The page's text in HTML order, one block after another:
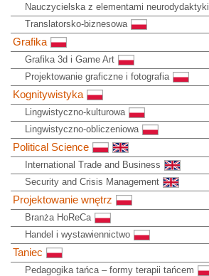
Nauczycielska z elementami neurodydaktyki
Translatorsko-biznesowa
Grafika
Grafika 3d i Game Art
Projektowanie graficzne i fotografia
Kognitywistyka
Lingwistyczno-kulturowa
Lingwistyczno-obliczeniowa
Political Science
International Trade and Business
Security and Crisis Management
Projektowanie wnętrz
Branża HoReCa
Handel i wystawiennictwo
Taniec
Pedagogika tańca – formy terapii tańcem